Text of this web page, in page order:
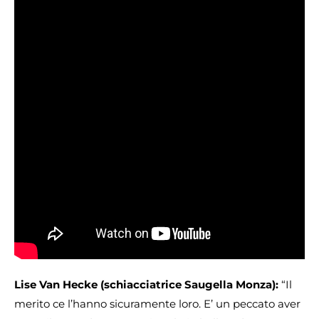
Lise Van Hecke (schiacciatrice Saugella Monza): “Il
merito ce l’hanno sicuramente loro. E’ un peccato aver